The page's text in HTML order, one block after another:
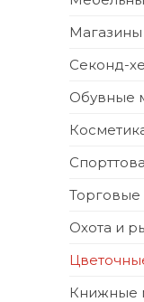
Секонд-
Обувные
Торговые
Охота и
Книжные